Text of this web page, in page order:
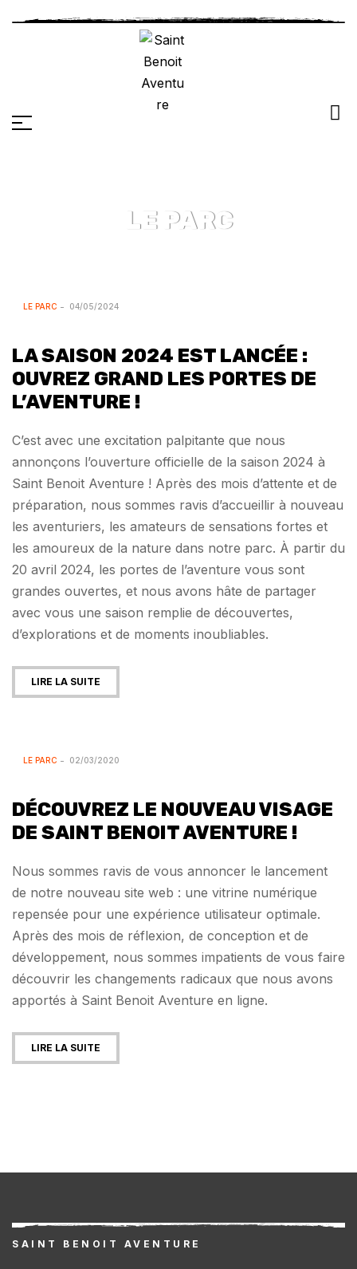
LE PARC
LE PARC 04/05/2024
LA SAISON 2024 EST LANCÉE :
OUVREZ GRAND LES PORTES DE
L’AVENTURE !
C’est avec une excitation palpitante que nous
annonçons l’ouverture officielle de la saison 2024 à
Saint Benoit Aventure ! Après des mois d’attente et de
préparation, nous sommes ravis d’accueillir à nouveau
les aventuriers, les amateurs de sensations fortes et
les amoureux de la nature dans notre parc. À partir du
20 avril 2024, les portes de l’aventure vous sont
grandes ouvertes, et nous avons hâte de partager
avec vous une saison remplie de découvertes,
d’explorations et de moments inoubliables.
LIRE LA SUITE
LE PARC 02/03/2020
DÉCOUVREZ LE NOUVEAU VISAGE
DE SAINT BENOIT AVENTURE !
Nous sommes ravis de vous annoncer le lancement
de notre nouveau site web : une vitrine numérique
repensée pour une expérience utilisateur optimale.
Après des mois de réflexion, de conception et de
développement, nous sommes impatients de vous faire
découvrir les changements radicaux que nous avons
apportés à Saint Benoit Aventure en ligne.
LIRE LA SUITE
SAINT BENOIT AVENTURE